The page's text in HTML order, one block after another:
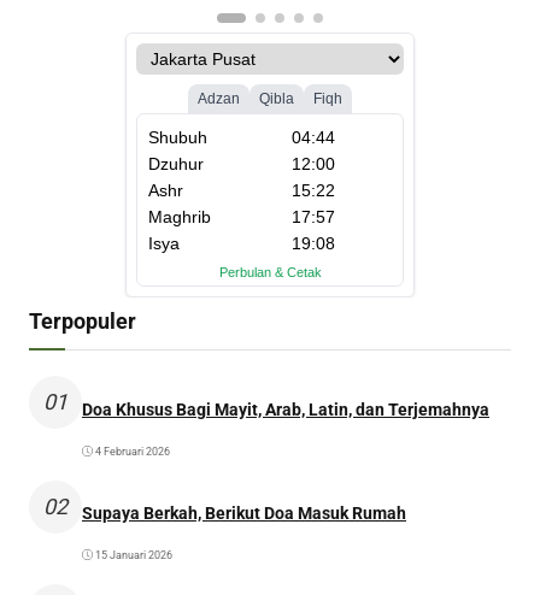
Terpopuler
01 Doa Khusus Bagi Mayit, Arab, Latin, dan Terjemahnya
4 Februari 2026
02 Supaya Berkah, Berikut Doa Masuk Rumah
15 Januari 2026